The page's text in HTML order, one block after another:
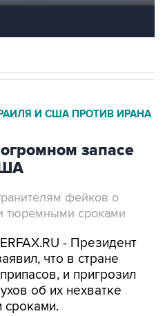
И США ПРОТИВ ИРАНА
запасе
фейков о
тюремными сроками
- Президент
что в стране
и пригрозил
об их нехватке